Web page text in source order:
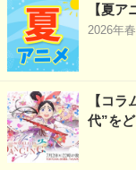
【夏ア
2026年
【コ
代”を